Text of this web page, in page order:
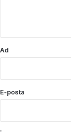
Ad
E-posta